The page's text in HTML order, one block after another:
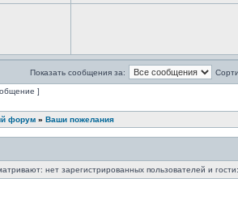
Показать сообщения за:
]
форум » Ваши пожелания
нет зарегистрированных пользователей и